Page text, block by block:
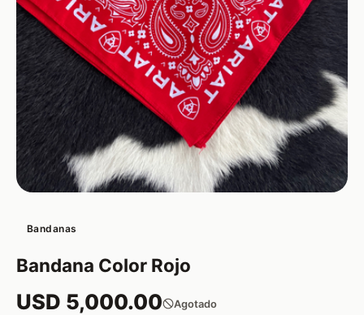
Bandanas
Bandana Color Rojo
USD 5,000.00 Agotado